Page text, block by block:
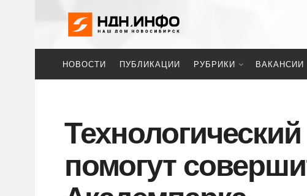
НОВОСТИ ПУБЛИКАЦИИ РУБРИКИ ВАКАНСИИ
помогут